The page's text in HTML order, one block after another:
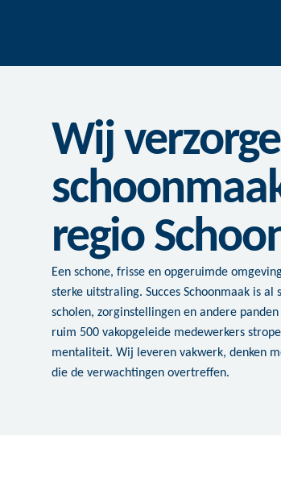
Wij
regio
Een schone, frisse en opgeruimde
sterke uitstraling. Succes Schoonmaak is
scholen, zorginstellingen en andere
ruim 500 vakopgeleide medewerkers
mentaliteit. Wij leveren vakwerk, denken
die de verwachtingen overtreffen.